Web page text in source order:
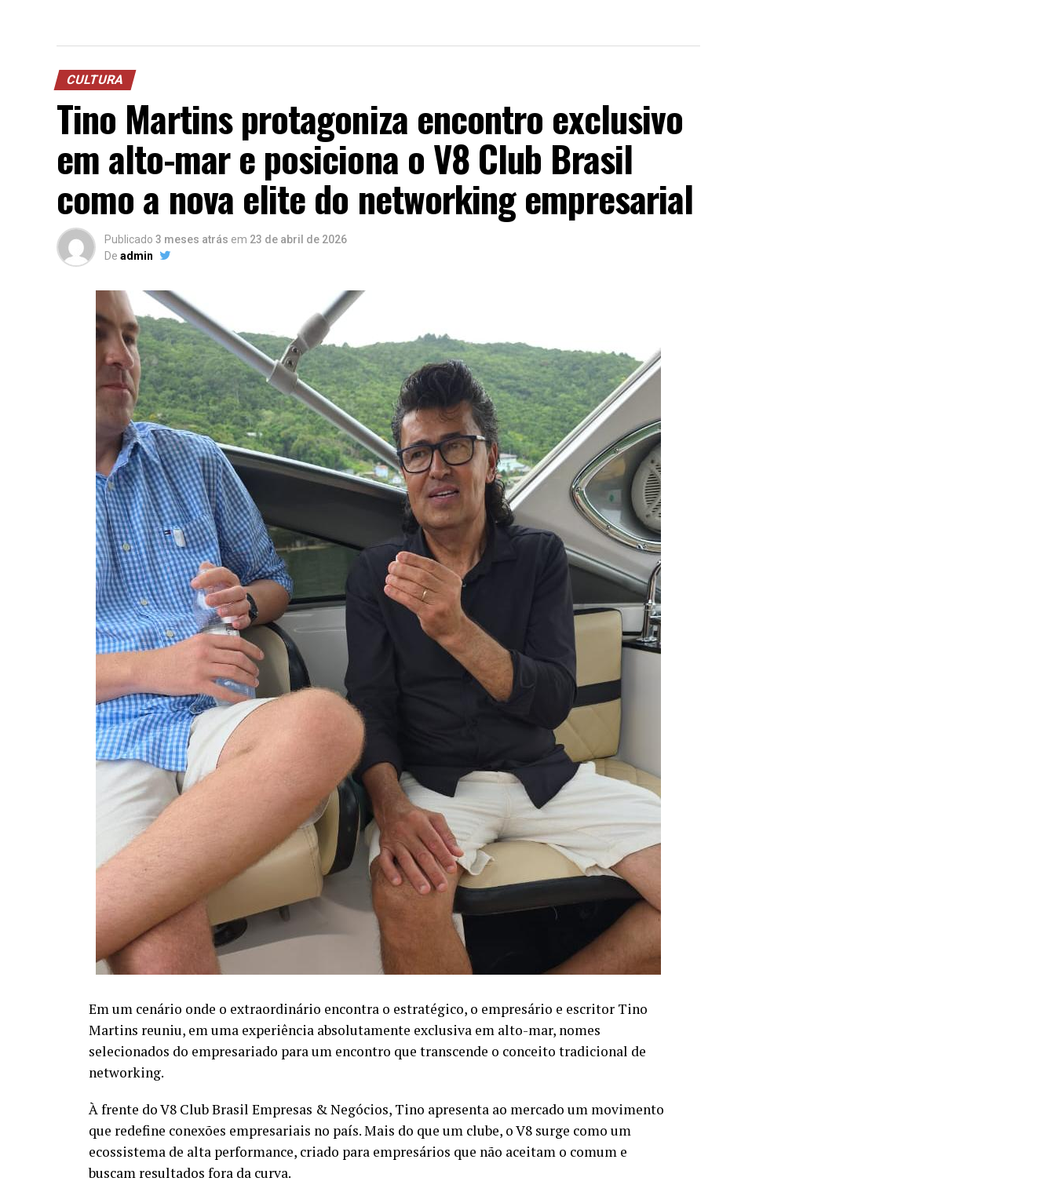
CULTURA
Tino Martins protagoniza encontro exclusivo
em alto-mar e posiciona o V8 Club Brasil
como a nova elite do networking empresarial
Publicado 3 meses atrás em 23 de abril de 2026
De admin
Em um cenário onde o extraordinário encontra o estratégico, o empresário e escritor Tino
Martins reuniu, em uma experiência absolutamente exclusiva em alto-mar, nomes
selecionados do empresariado para um encontro que transcende o conceito tradicional de
networking.
À frente do V8 Club Brasil Empresas & Negócios, Tino apresenta ao mercado um movimento
que redefine conexões empresariais no país. Mais do que um clube, o V8 surge como um
ecossistema de alta performance, criado para empresários que não aceitam o comum e
buscam resultados fora da curva.